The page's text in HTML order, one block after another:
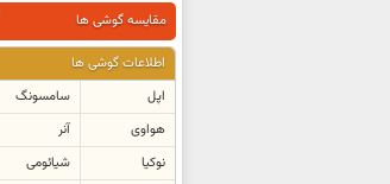
مقایسه گوشی ها
اطلاعات گوشی ها
اپل
سامسونگ
هواوی
آنر
نوکیا
شیائومی